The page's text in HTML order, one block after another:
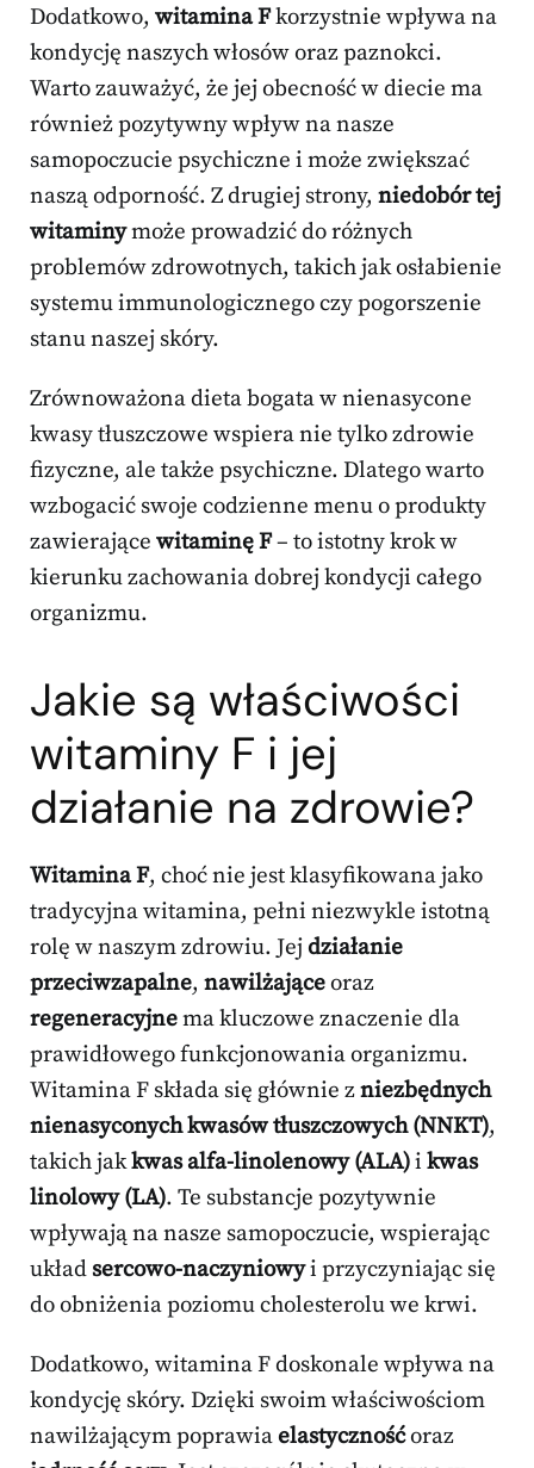
Dodatkowo, witamina Fkorzystnie wpływa na
kondycję naszych włosów oraz paznokci.
Warto zauważyć, że jej obecność w diecie ma
również pozytywny wpływ na nasze
samopoczucie psychiczne i może zwiększać
naszą odporność. Z drugiej strony, niedobór tej
witaminymoże prowadzić do różnych
problemów zdrowotnych, takich jak osłabienie
systemu immunologicznego czy pogorszenie
stanu naszej skóry.
Zrównoważona dieta bogata w nienasycone
kwasy tłuszczowe wspiera nie tylko zdrowie
fizyczne, ale także psychiczne. Dlatego warto
wzbogacić swoje codzienne menu o produkty
zawierające witaminę F– to istotny krok w
kierunku zachowania dobrej kondycji całego
organizmu.
Jakie są właściwości
witaminy F i jej
działanie na zdrowie?
Witamina F, choć nie jest klasyfikowana jako
tradycyjna witamina, pełni niezwykle istotną
rolę w naszym zdrowiu. Jejdziałanie
przeciwzapalne, nawilżająceoraz
regeneracyjnema kluczowe znaczenie dla
prawidłowego funkcjonowania organizmu.
Witamina F składa się głównie zniezbędnych
nienasyconych kwasów tłuszczowych (NNKT),
takich jakkwas alfa-linolenowy (ALA)i kwas
linolowy (LA). Te substancje pozytywnie
wpływają na nasze samopoczucie, wspierając
układ sercowo-naczyniowyi przyczyniając się
do obniżenia poziomu cholesterolu we krwi.
Dodatkowo, witamina F doskonale wpływa na
kondycję skóry. Dzięki swoim właściwościom
nawilżającym poprawiaelastycznośćoraz